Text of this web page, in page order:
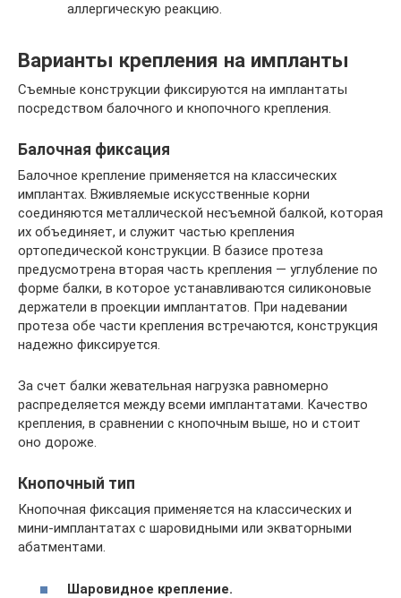
аллергическую реакцию.
Варианты крепления на импланты
Съемные конструкции фиксируются на имплантаты
посредством балочного и кнопочного крепления.
Балочная фиксация
Балочное крепление применяется на классических
имплантах. Вживляемые искусственные корни
соединяются металлической несъемной балкой, которая
их объединяет, и служит частью крепления
ортопедической конструкции. В базисе протеза
предусмотрена вторая часть крепления — углубление по
форме балки, в которое устанавливаются силиконовые
держатели в проекции имплантатов. При надевании
протеза обе части крепления встречаются, конструкция
надежно фиксируется.
За счет балки жевательная нагрузка равномерно
распределяется между всеми имплантатами. Качество
крепления, в сравнении с кнопочным выше, но и стоит
оно дороже.
Кнопочный тип
Кнопочная фиксация применяется на классических и
мини-имплантатах с шаровидными или экваторными
абатментами.
Шаровидное крепление.